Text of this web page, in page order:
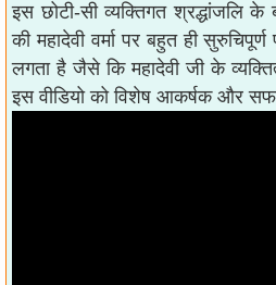
इस छोटी-सी व्यक्तिगत श्रद्धांजलि के
की महादेवी वर्मा पर बहुत ही
लगता है जैसे कि महादेवी जी के
इस वीडियो को विशेष आकर्षक और